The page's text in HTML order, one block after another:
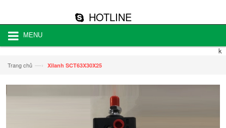
HOTLINE
MENU
k
Trang chủ —› Xilanh SCT63X30X25